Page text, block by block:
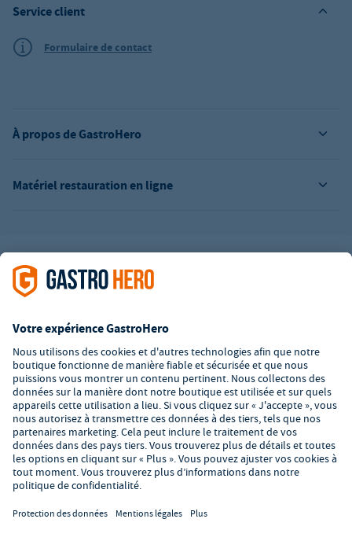
Matériel restauration en ligne
À propos de GastroHero
Service client
Formulaire de contact
L’offre de la société GastroHero est exclusivement destinée aux
entreprises. Tous les prix sont des prix unitaires nets majorés de
Certaines méthodes de paiement peuvent entraîner des frais
supplémentaires.
² PVC : Prix de Vente Conseillé par le fabricant
*A partir d'un montant de 350€ net. Jusqu'à cette date, les frais
de port s'élèvent à 7,90€ (hors TVA).
© 2026 GastroHero - Matériel et équipement de restauration -
Paramètres de confidentialité/Mentions légales